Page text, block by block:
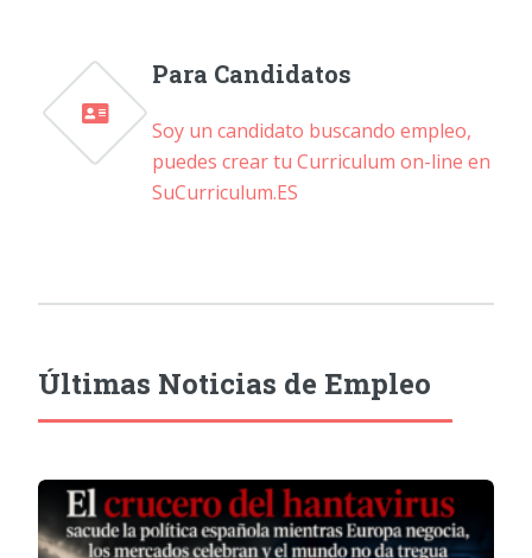
Para Candidatos
Soy un candidato buscando empleo,
puedes crear tu Curriculum on-line en
SuCurriculum.ES
Últimas Noticias de Empleo